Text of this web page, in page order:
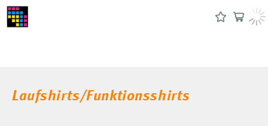
Laufshirts/Funktionsshirts